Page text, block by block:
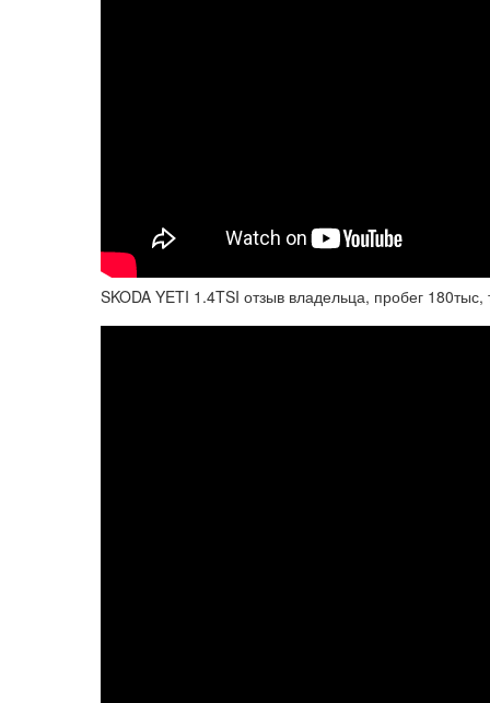
SKODA YETI 1.4TSI отзыв владельца, пробег 180тыс,